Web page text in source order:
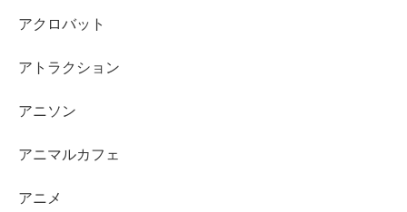
アクロバット
アトラクション
アニソン
アニマルカフェ
アニメ